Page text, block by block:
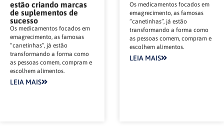
estão criando marcas
de suplementos de
sucesso
Os medicamentos focados em
emagrecimento, as famosas
“canetinhas”, já estão
transformando a forma como
as pessoas comem, compram e
escolhem alimentos.
LEIA MAIS
Os medicamentos focados em
emagrecimento, as famosas
“canetinhas”, já estão
transformando a forma como
as pessoas comem, compram e
escolhem alimentos.
LEIA MAIS